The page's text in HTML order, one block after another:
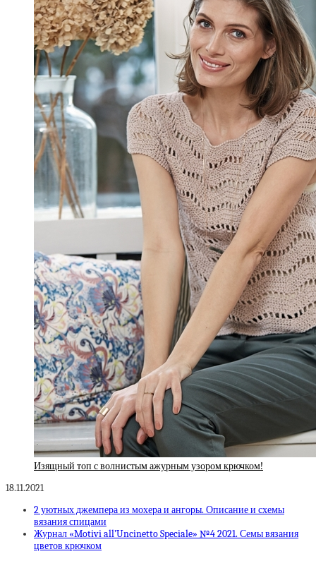
Изящный топ с волнистым ажурным узором крючком!
18.11.2021
2 уютных джемпера из мохера и ангоры. Описание и схемы
вязания спицами
Журнал «Motivi all’Uncinetto Speciale» №4 2021. Семы вязания
цветов крючком